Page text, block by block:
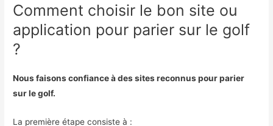
Comment choisir le bon site ou
application pour parier sur le golf
?
Nous faisons confiance à des sites reconnus pour parier
sur le golf.
La première étape consiste à :